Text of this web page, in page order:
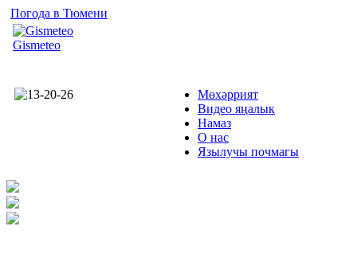
Погода в Тюмени
Gismeteo
Мөхәррият
Видео яңалык
Намаз
О нас
Язылучы почмагы